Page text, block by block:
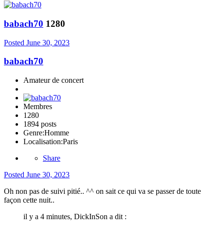
babach70 1280
Posted June 30, 2023
babach70
Amateur de concert
Membres
1280
1894 posts
Genre:Homme
Localisation:Paris
Share
Posted June 30, 2023
Oh non pas de suivi pitié.. ^^ on sait ce qui va se passer de toute
façon cette nuit..
il y a 4 minutes, DickInSon a dit :